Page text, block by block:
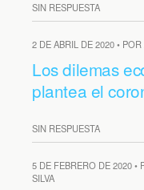
SIN RESPUESTA
2 DE ABRIL DE 2020 •
Los dilemas
plantea el
SIN RESPUESTA
5 DE FEBRERO DE 2020 •
SILVA